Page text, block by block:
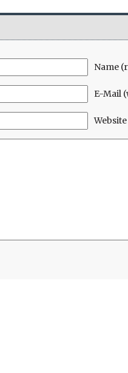
Name
E-Mail
Website